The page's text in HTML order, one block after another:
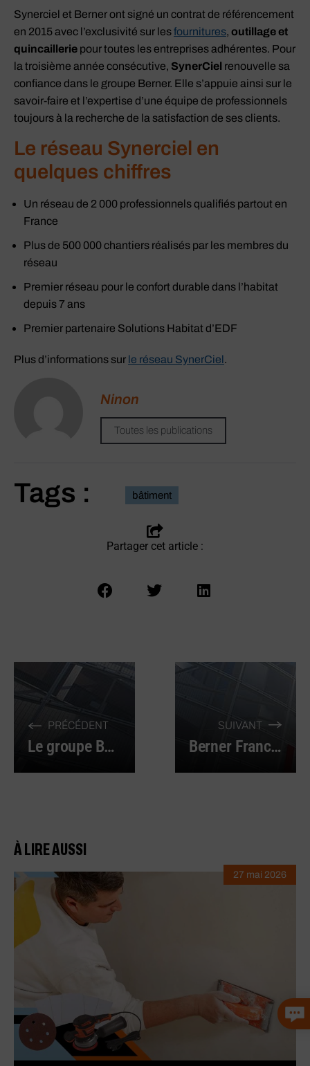
Synerciel et Berner ont signé un contrat de référencement
en 2015 avec l’exclusivité sur lesfournitures, outillage et
quincaillerie pour toutes les entreprises adhérentes. Pour
la troisième année consécutive, SynerCiel renouvelle sa
confiance dans le groupe Berner. Elle s’appuie ainsi sur le
savoir-faire et l’expertise d’une équipe de professionnels
toujours à la recherche de la satisfaction de ses clients.
Le réseau Synerciel en
quelques chiffres
Un réseau de 2 000 professionnels qualifiés partout en
France
Plus de 500 000 chantiers réalisés par les membres du
réseau
Premier réseau pour le confort durable dans l’habitat
depuis 7 ans
Premier partenaire Solutions Habitat d’EDF
Plus d’informations sur le réseau SynerCiel.
Ninon
Toutes les publications
Tags : bâtiment
Partager cet article :
PRÉCÉDENT
Le groupe BYmy)CAR fait le choix de la qualité avec Berner
SUIVANT
Berner France : notre boutique en ligne évolue !
À LIRE AUSSI
27 mai 2026